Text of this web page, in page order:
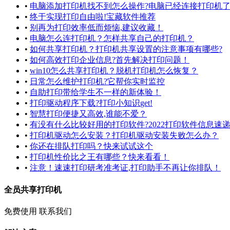
• 电脑添加打印机找不到怎么操作?电脑已经连接打印机
• 终于实现打印自由啦!宝藏软件推荐
• 别再为打印效率低而烦恼,建议收藏！
• 电脑怎么连打印机？怎样共享自己的打印机？
• 如何共享打印机？打印机共享设置的注意事项有哪些?
• 如何高效打印企业信息?首先解决打印问题！
• win10怎么共享打印机？脱机打印机怎么恢复？
• 日常怎么维护打印机?它帮你实时监控
• 自助打印带给学生不一样的新体验！
• 打印驱动程序下载?打印小知识get!
• 智慧打印便捷又高效,谁能不爱？
• 有没有什么比较好用的打印软件?2022打印软件信息速递
• 打印机驱动怎么安装？打印机驱动安装失败怎么办？
• 你还在排队打印吗？快来试试这个
• 打印机性价比之王有哪些？快来看看！
• 注意！速速打印研考准考证,打印助手不再让你排队！
全员共享打印机
免费使用 联系我们